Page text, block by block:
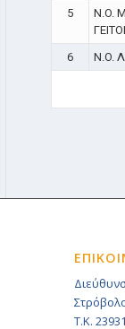
5
N.O.
6 N.O.
Τ.Κ.